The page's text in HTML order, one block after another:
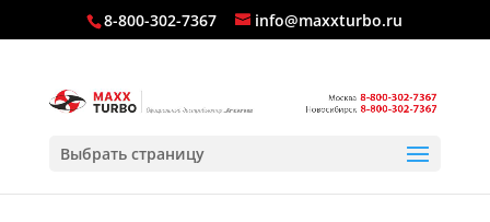
8-800-302-7367 info@maxxturbo.ru
Выбрать страницу